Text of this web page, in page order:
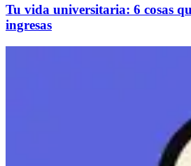
Tu vida universitaria: 6 cosas
ingresas